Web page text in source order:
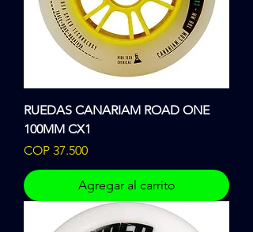
RUEDAS CANARIAM ROAD ONE
100MM CX1
Precio
COP 37.500
Agregar al carrito